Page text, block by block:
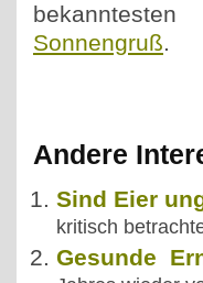
Sonnengruß.
Andere
Sind Eier
kritisch
Gesunde